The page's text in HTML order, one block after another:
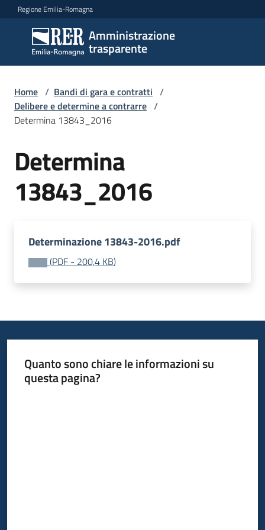
Vai al contenuto
Vai alla navigazione
Vai al footer
Regione Emilia-Romagna
Amministrazione
trasparente
Amministrazione
trasparente
Sottosezioni
Accesso
Home / Bandi di gara e contratti /
Delibere e determine a contrarre /
Determina 13843_2016
Determina
13843_2016
Determinazione 13843-2016.pdf
(PDF - 200,4 KB)
Quanto sono chiare le informazioni su
questa pagina?